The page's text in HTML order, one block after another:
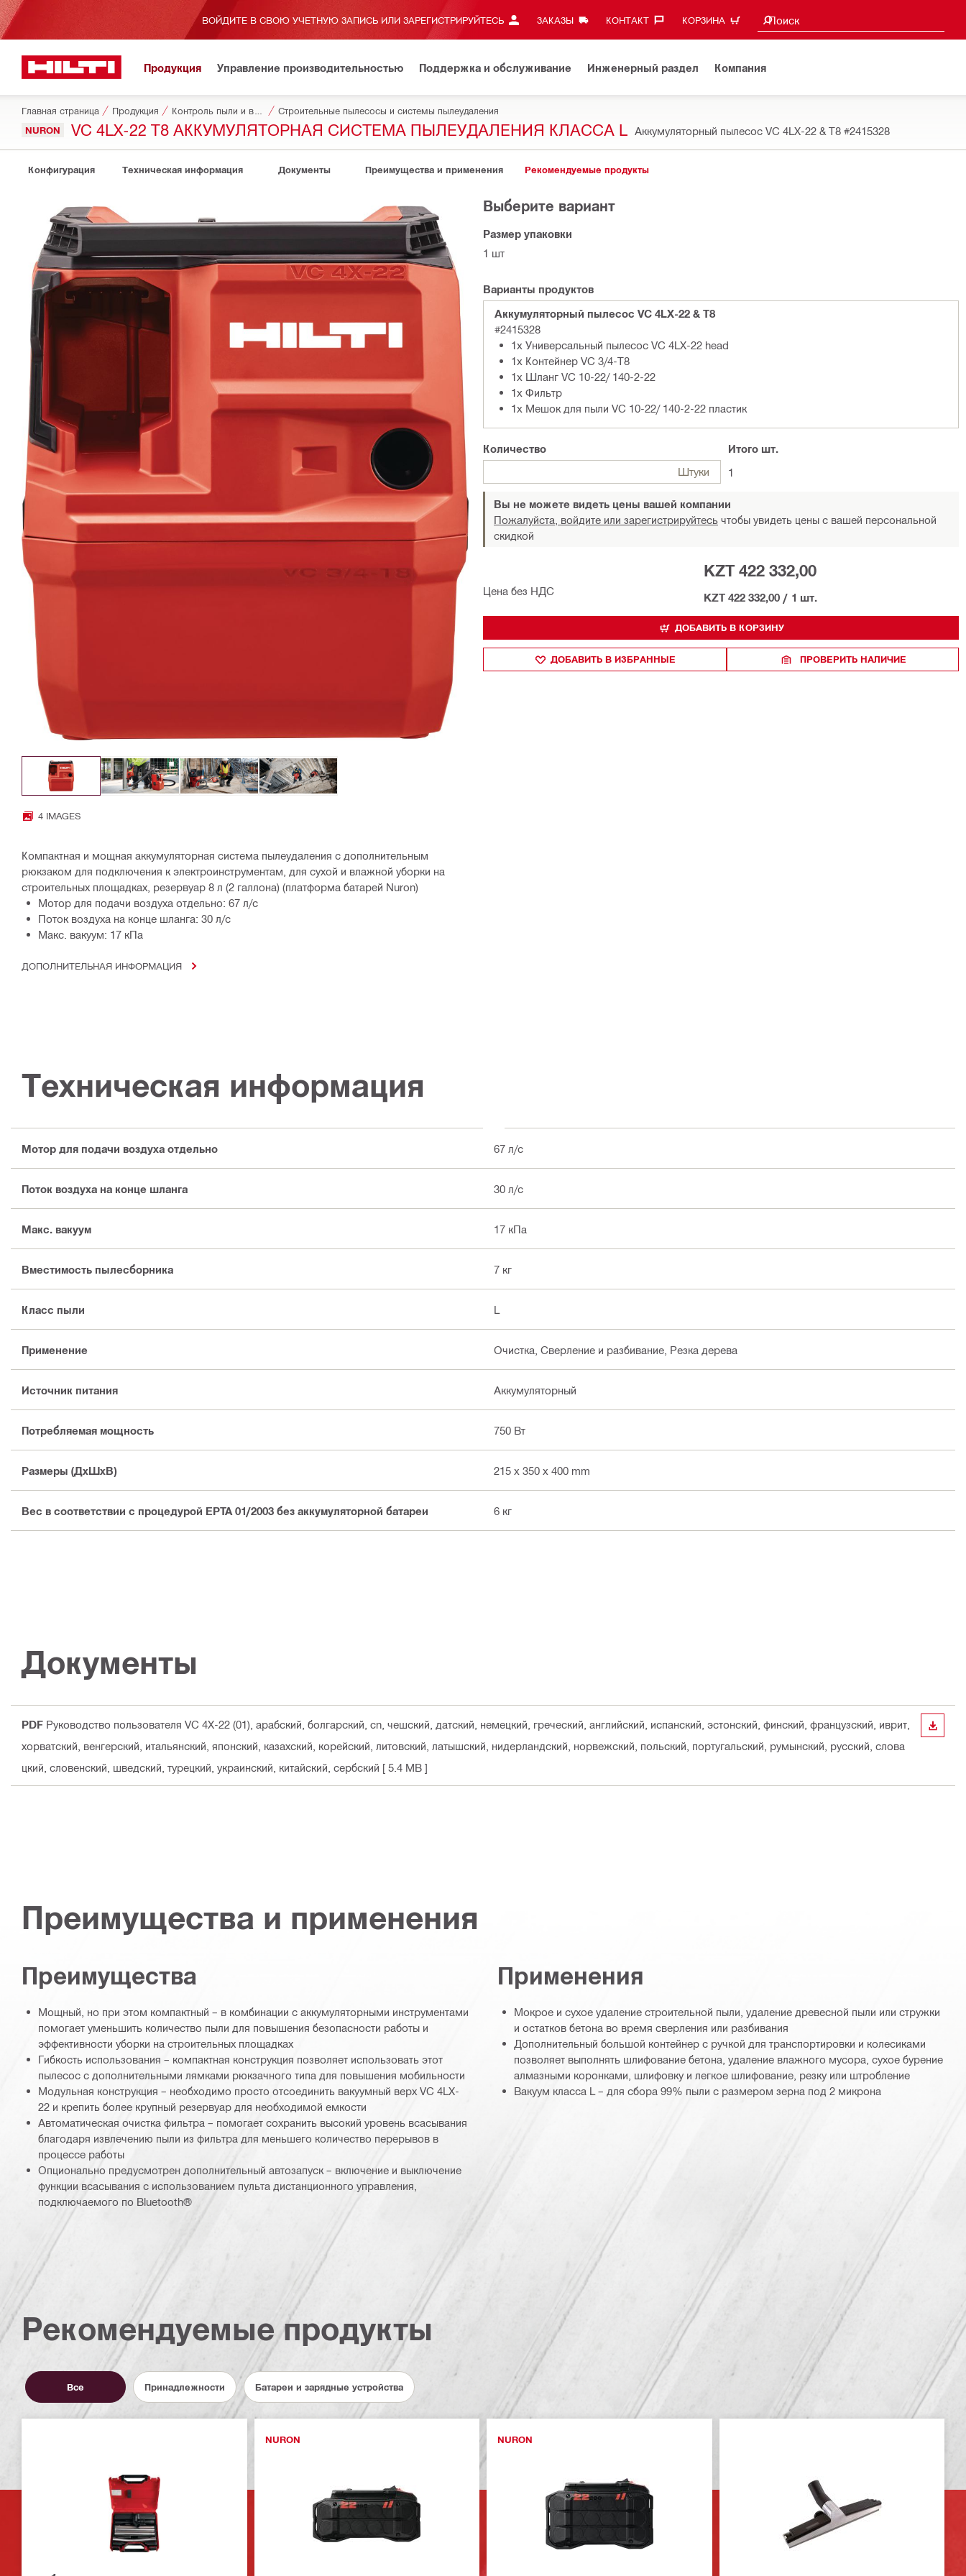
ВОЙДИТЕ В СВОЮ УЧЕТНУЮ ЗАПИСЬ ИЛИ ЗАРЕГИСТРИРУЙТЕСЬ ЗАКАЗЫ КОНТАКТ‎ КОРЗИНА Поиск
Поиск предложений
Продукция Управление производительностью Поддержка и обслуживание Инженерный раздел Компания
Главная страница Продукция Строительные пылесосы и системы пылеудаления
NURON VC 4LX-22 T8 АККУМУЛЯТОРНАЯ СИСТЕМА ПЫЛЕУДАЛЕНИЯ КЛАССА L Аккумуляторный пылесос VC 4LX-22 & T8 #2415328
Конфигурация Техническая информация Документы Преимущества и применения Рекомендуемые продукты
4 IMAGES
Компактная и мощная аккумуляторная система пылеудаления с дополнительным
рюкзаком для подключения к электроинструментам, для сухой и влажной уборки на
строительных площадках, резервуар 8 л (2 галлона) (платформа батарей Nuron)
Мотор для подачи воздуха отдельно: 67 л/с
Поток воздуха на конце шланга: 30 л/с
Макс. вакуум: 17 кПа
ДОПОЛНИТЕЛЬНАЯ ИНФОРМАЦИЯ
Выберите вариант
Размер упаковки
1 шт
Варианты продуктов
Аккумуляторный пылесос VC 4LX-22 & T8
#2415328
1x Универсальный пылесос VC 4LX-22 head
1x Контейнер VC 3/4-T8
1x Шланг VC 10-22/ 140-2-22
1x Фильтр
1x Мешок для пыли VC 10-22/ 140-2-22 пластик
Количество
Штуки
Итого шт.
1
Вы не можете видеть цены вашей компании
Пожалуйста, войдите или зарегистрируйтесь чтобы увидеть цены с вашей персональной
скидкой
Цена без НДС
KZT 422 332,00
KZT 422 332,00 / 1 шт.
ДОБАВИТЬ В КОРЗИНУ
ДОБАВИТЬ В ИЗБРАННЫЕ ПРОВЕРИТЬ НАЛИЧИЕ
Техническая информация
Мотор для подачи воздуха отдельно 67 л/с
Поток воздуха на конце шланга 30 л/с
Макс. вакуум 17 кПа
Вместимость пылесборника 7 кг
Класс пыли L
Применение Очистка, Сверление и разбивание, Резка дерева
Источник питания Аккумуляторный
Потребляемая мощность 750 Вт
Размеры (ДхШхВ) 215 x 350 x 400 mm
Вес в соответствии с процедурой EPTA 01/2003 без аккумуляторной батареи 6 кг
Документы
PDF Руководство пользователя VC 4X-22 (01) , арабский, болгарский, cn, чешский, датский, немецкий, греческий, английский, испанский, эстонский, финский, французский, иврит,
хорватский, венгерский, итальянский, японский, казахский, корейский, литовский, латышский, нидерландский, норвежский, польский, португальский, румынский, русский, слова
цкий, словенский, шведский, турецкий, украинский, китайский, сербский [ 5.4 MB ]
Преимущества и применения
Преимущества
Мощный, но при этом компактный – в комбинации с аккумуляторными инструментами
помогает уменьшить количество пыли для повышения безопасности работы и
эффективности уборки на строительных площадках
Гибкость использования – компактная конструкция позволяет использовать этот
пылесос с дополнительными лямками рюкзачного типа для повышения мобильности
Модульная конструкция – необходимо просто отсоединить вакуумный верх VC 4LX-
22 и крепить более крупный резервуар для необходимой емкости
Автоматическая очистка фильтра – помогает сохранить высокий уровень всасывания
благодаря извлечению пыли из фильтра для меньшего количество перерывов в
процессе работы
Опционально предусмотрен дополнительный автозапуск – включение и выключение
функции всасывания с использованием пульта дистанционного управления,
подключаемого по Bluetooth®
Применения
Мокрое и сухое удаление строительной пыли, удаление древесной пыли или стружки
и остатков бетона во время сверления или разбивания
Дополнительный большой контейнер с ручкой для транспортировки и колесиками
позволяет выполнять шлифование бетона, удаление влажного мусора, сухое бурение
алмазными коронками, шлифовку и легкое шлифование, резку или штробление
Вакуум класса L – для сбора 99% пыли с размером зерна под 2 микрона
Рекомендуемые продукты
Все Принадлежности Батареи и зарядные устройства
NURON NURON